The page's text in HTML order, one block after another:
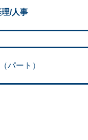
/人事
（パート）